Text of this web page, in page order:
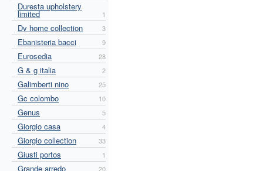
Duresta upholstery
limited 1
Dv home collection 3
Ebanisteria bacci 9
Eurosedia 28
G & g italia 2
Galimberti nino 25
Gc colombo 10
Genus 5
Giorgio casa 4
Giorgio collection 33
Giusti portos 1
Grande arredo 20